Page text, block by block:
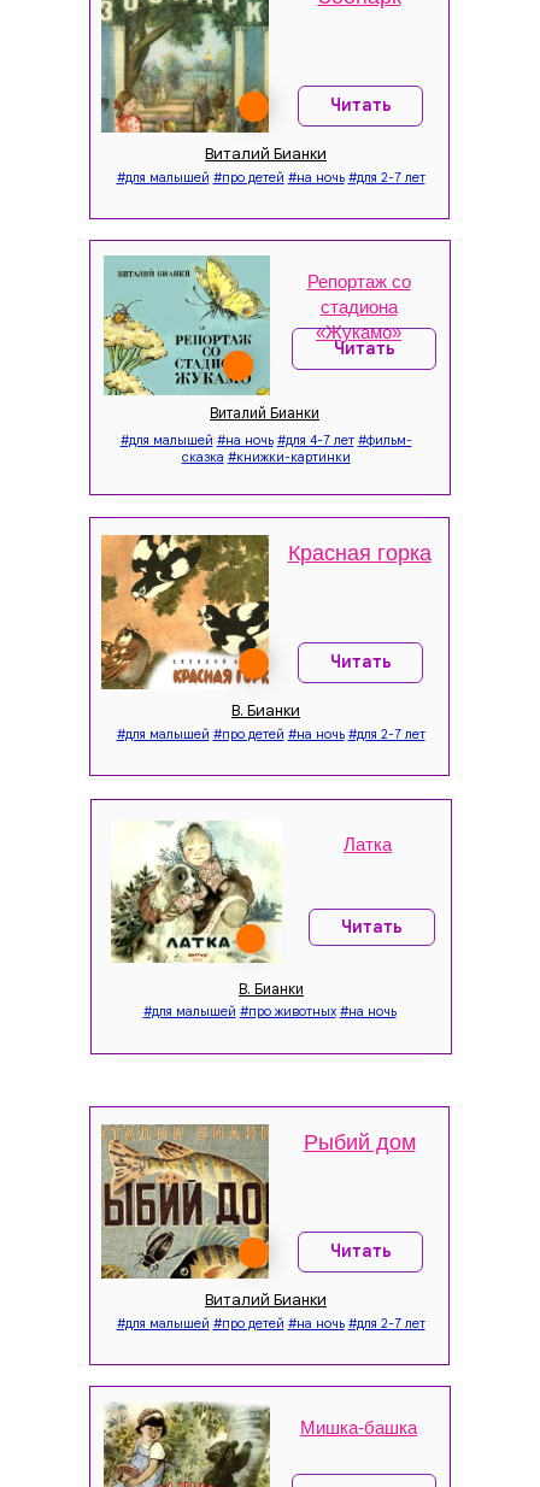
Красная горка
В. Бианки
Читать
#для малышей #про детей #на ночь #для 2-7 лет
Латка
В. Бианки
Читать
#для малышей #про животных #на ночь
Репортаж со
стадиона
«Жукамо»
Виталий Бианки
Читать
#для малышей #на ночь #для 4-7 лет #фильм-
сказка #книжки-картинки
Виталий Бианки
Читать
#для малышей #про детей #на ночь #для 2-7 лет
Мишка-башка
Рыбий дом
Виталий Бианки
Читать
#для малышей #про детей #на ночь #для 2-7 лет